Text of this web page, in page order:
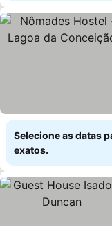
Selecione as datas
exatos.